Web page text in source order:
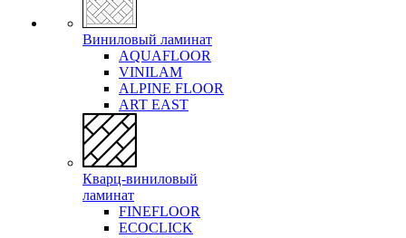
Виниловый ламинат
AQUAFLOOR
VINILAM
ALPINE FLOOR
ART EAST
Кварц-виниловый
ламинат
FINEFLOOR
ECOCLICK